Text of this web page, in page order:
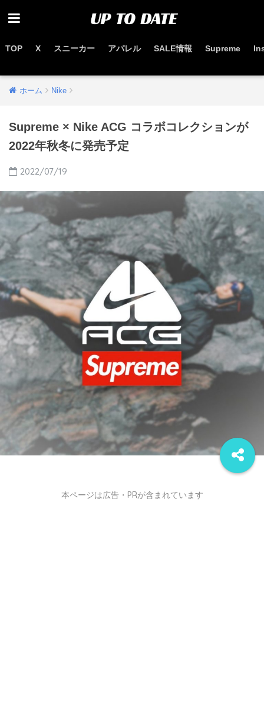
TOP X スニーカー アパレル SALE情報 Supreme
ホーム Nike
Supreme × Nike ACG コラボコレクションが
2022年秋冬に発売予定
2022/07/19
本ページは広告・PRが含まれています